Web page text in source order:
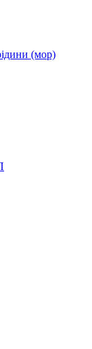
(мор)